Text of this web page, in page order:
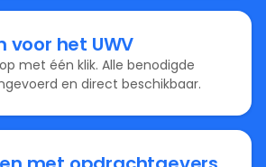
voor het UWV
met één klik. Alle benodigde
en direct beschikbaar.